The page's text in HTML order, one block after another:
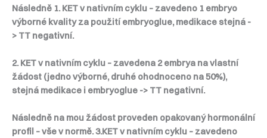
Následně 1. KET v nativním cyklu – zavedeno 1 embryo
výborné kvality za použití embryoglue, medikace stejná -
> TT negativní.
2. KET v nativním cyklu – zavedena 2 embrya na vlastní
žádost (jedno výborné, druhé ohodnoceno na 50%),
stejná medikace i embryoglue -> TT negativní.
Následně na mou žádost proveden opakovaný hormonální
profil – vše v normě. 3.KET v nativním cyklu – zavedeno